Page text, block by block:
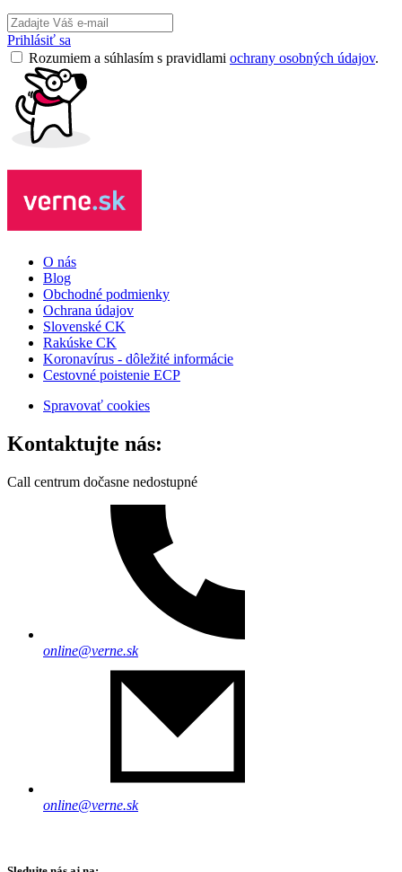
Prihlásiť sa
Rozumiem a súhlasím s pravidlami ochrany osobných údajov.
O nás
Blog
Obchodné podmienky
Ochrana údajov
Slovenské CK
Rakúske CK
Koronavírus - dôležité informácie
Cestovné poistenie ECP
Spravovať cookies
Kontaktujte nás:
Call centrum dočasne nedostupné
online@verne.sk
online@verne.sk